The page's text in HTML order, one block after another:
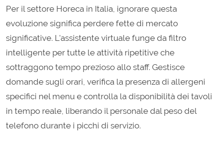
Per il settore Horeca in Italia, ignorare questa
evoluzione significa perdere fette di mercato
significative. L'assistente virtuale funge da filtro
intelligente per tutte le attività ripetitive che
sottraggono tempo prezioso allo staff. Gestisce
domande sugli orari, verifica la presenza di allergeni
specifici nel menu e controlla la disponibilità dei tavoli
in tempo reale, liberando il personale dal peso del
telefono durante i picchi di servizio.